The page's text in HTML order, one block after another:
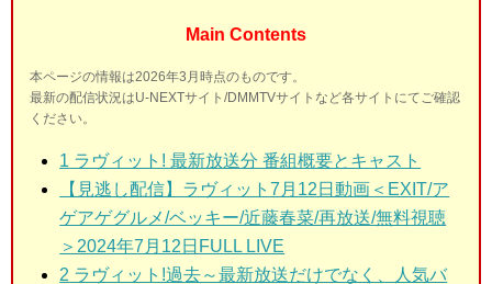
Main Contents
本ページの情報は2026年3月時点のものです。
最新の配信状況はU-NEXTサイト/DMMTVサイトなど各サイトにてご確認
ください。
1 ラヴィット! 最新放送分 番組概要とキャスト
【見逃し配信】ラヴィット7月12日動画＜EXIT/ア
ゲアゲグルメ/ベッキー/近藤春菜/再放送/無料視聴
＞2024年7月12日FULL LIVE
2 ラヴィット!過去～最新放送だけでなく、人気バ